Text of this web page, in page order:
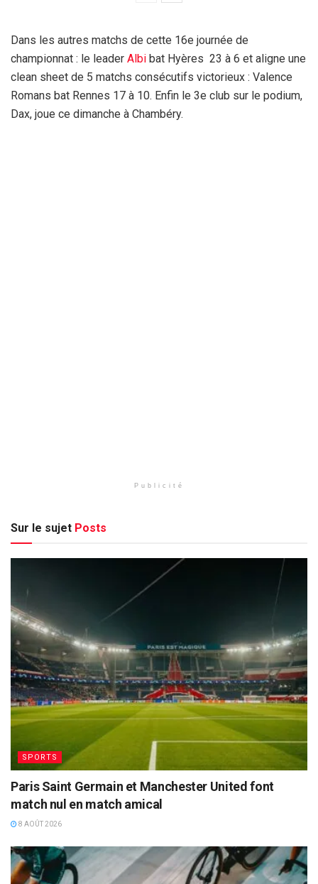
Dans les autres matchs de cette 16e journée de
championnat : le leader Albi bat Hyères 23 à 6 et aligne une
clean sheet de 5 matchs consécutifs victorieux : Valence
Romans bat Rennes 17 à 10. Enfin le 3e club sur le podium,
Dax, joue ce dimanche à Chambéry.
Publicité
Sur le sujet Posts
SPORTS
Paris Saint Germain et Manchester United font
match nul en match amical
8 AOÛT 2026